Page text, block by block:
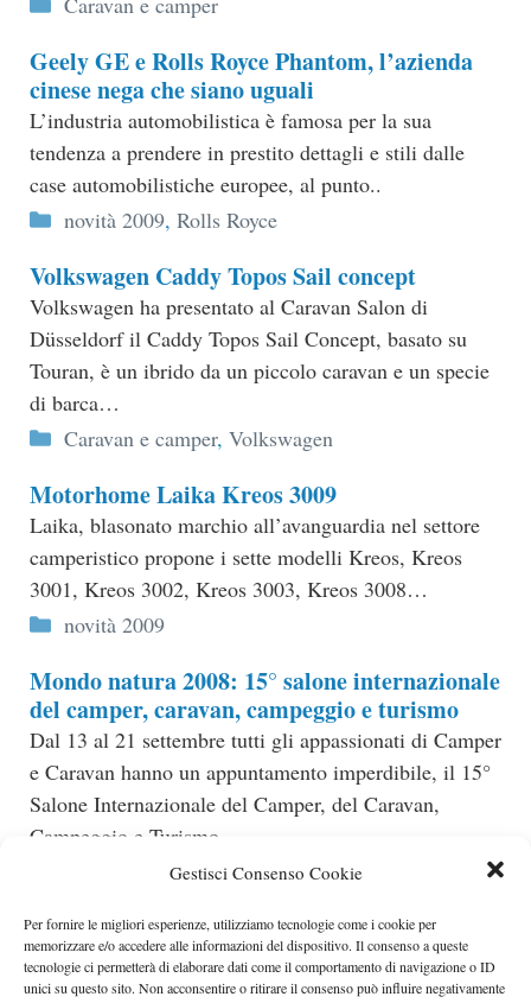
Gestisci Consenso Cookie
Per fornire le migliori esperienze, utilizziamo tecnologie come i cookie per
memorizzare e/o accedere alle informazioni del dispositivo. Il consenso a queste
tecnologie ci permetterà di elaborare dati come il comportamento di navigazione o ID
unici su questo sito. Non acconsentire o ritirare il consenso può influire negativamente
Geely GE e Rolls Royce Phantom, l’azienda
cinese nega che siano uguali
L’industria automobilistica è famosa per la sua
tendenza a prendere in prestito dettagli e stili dalle
case automobilistiche europee, al punto..
Categorie
novità 2009, Rolls Royce
Volkswagen Caddy Topos Sail concept
Volkswagen ha presentato al Caravan Salon di
Düsseldorf il Caddy Topos Sail Concept, basato su
Touran, è un ibrido da un piccolo caravan e un specie
di barca…
Categorie
Caravan e camper, Volkswagen
Motorhome Laika Kreos 3009
Laika, blasonato marchio all’avanguardia nel settore
camperistico propone i sette modelli Kreos, Kreos
3001, Kreos 3002, Kreos 3003, Kreos 3008…
Categorie
novità 2009
Mondo natura 2008: 15° salone internazionale
del camper, caravan, campeggio e turismo
Dal 13 al 21 settembre tutti gli appassionati di Camper
e Caravan hanno un appuntamento imperdibile, il 15°
Salone Internazionale del Camper, del Caravan,
Campeggio e Turismo…
appuntamenti,Caravan e camper
Mobilvetta semimansardato Kea P59
Il kea P59, novità del 2009, è un semimansardato
molto compatto, con solo 599 cm di lunghezza,